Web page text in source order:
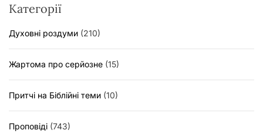
Категорії
Духовні роздуми (210)
Жартома про серйозне (15)
Притчі на Біблійні теми (10)
Проповіді (743)